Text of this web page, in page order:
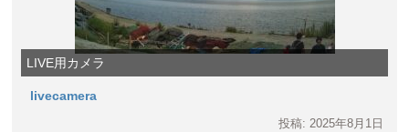
LIVE用カメラ
livecamera
投稿: 2025年8月1日